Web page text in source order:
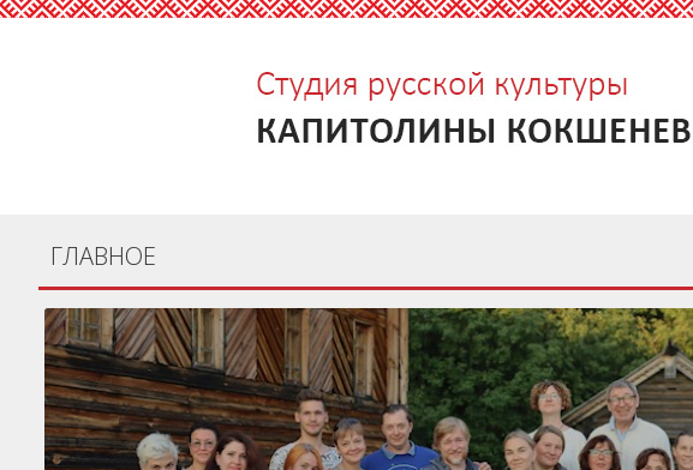
ГЛАВНОЕ